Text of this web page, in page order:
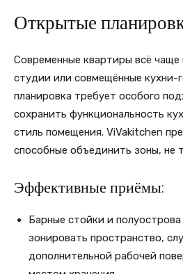
Открытые
Современные квартиры всё
студии или совмещённые кухни-
планировка требует особого
сохранить функциональность
стиль помещения. ViVakitchen
способные объединить зоны, не
Эффективные приёмы:
Барные стойки и
зонировать пространство,
дополнительной рабочей